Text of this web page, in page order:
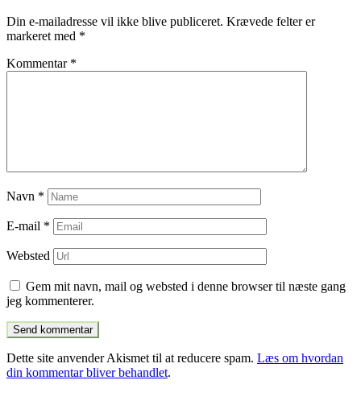
Din e-mailadresse vil ikke blive publiceret. Krævede felter er
markeret med *
Kommentar *
Navn *
E-mail *
Websted
Gem mit navn, mail og websted i denne browser til næste gang
jeg kommenterer.
Dette site anvender Akismet til at reducere spam. Læs om hvordan
din kommentar bliver behandlet.